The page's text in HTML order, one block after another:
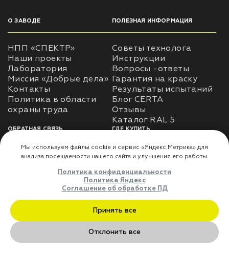
О ЗАВОДЕ
НПП «СПЕКТР»
Наши проекты
Лаборатория
Миссия «Добрые дела»
Контакты
Политика в области
ПОЛЕЗНАЯ ИНФОРМАЦИЯ
Советы технолога
Инструкции
Вопросы -ответы
Гарантия на краску
Результаты испытаний
Блог CERTA
Отзывы
Каталог RAL 5
ОБРАТНАЯ СВЯЗЬ
Использование
использования личных
Оферта
ГДЕ КУПИТЬ
Доставка
Где купить
ДЛЯ ПАРТНЁРОВ
Преимущества